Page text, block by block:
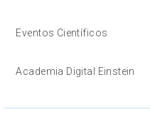
Eventos Científicos
Academia Digital Einstein